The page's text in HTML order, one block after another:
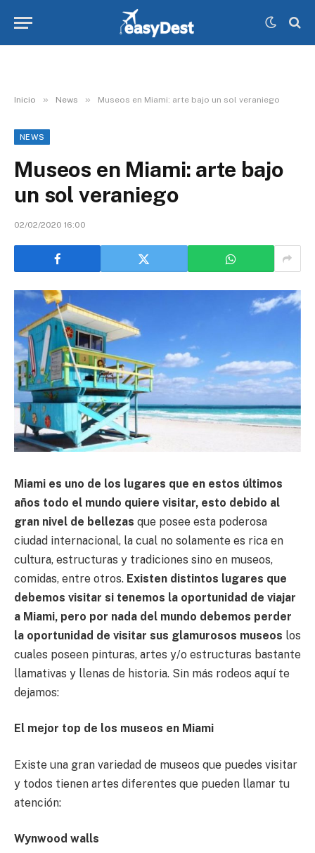
Inicio » News » Museos en Miami: arte bajo un sol veraniego
NEWS
Museos en Miami: arte bajo
un sol veraniego
02/02/2020 16:00
Miami es uno de los lugares que en estos últimos
años todo el mundo quiere visitar, esto debido al
gran nivel de bellezas que posee esta poderosa
ciudad internacional, la cual no solamente es rica en
cultura, estructuras y tradiciones sino en museos,
comidas, entre otros. Existen distintos lugares que
debemos visitar si tenemos la oportunidad de viajar
a Miami, pero por nada del mundo debemos perder
la oportunidad de visitar sus glamurosos museos los
cuales poseen pinturas, artes y/o estructuras bastante
llamativas y llenas de historia. Sin más rodeos aquí te
dejamos:
El mejor top de los museos en Miami
Existe una gran variedad de museos que puedes visitar
y todos tienen artes diferentes que pueden llamar tu
atención:
Wynwood walls